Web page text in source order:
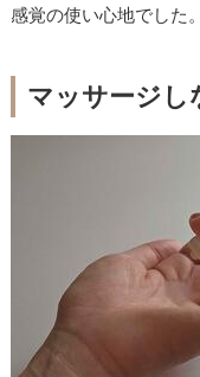
感覚の使い心地でした。
マッサージし